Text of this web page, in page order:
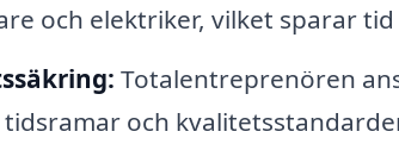
och elektriker, vilket sparar
Totalentreprenören
och